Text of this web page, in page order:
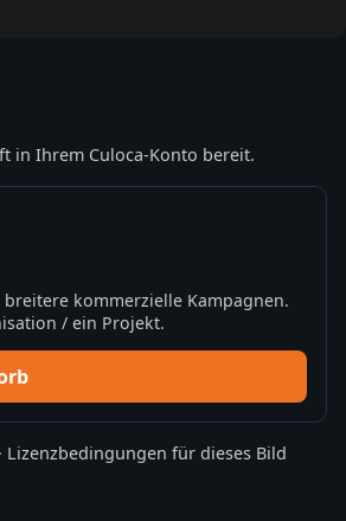
in Ihrem Culoca-Konto bereit.
kommerzielle Kampagnen.
/ ein Projekt.
· Lizenzbedingungen für dieses Bild